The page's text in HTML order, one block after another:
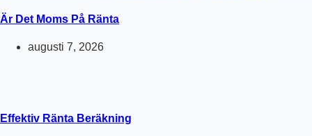
Är Det Moms På Ränta
augusti 7, 2026
Effektiv Ränta Beräkning